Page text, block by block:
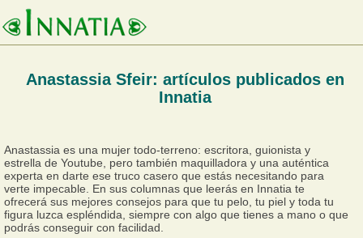
Anastassia Sfeir: artículos publicados en
Innatia
Anastassia es una mujer todo-terreno: escritora, guionista y
estrella de Youtube, pero también maquilladora y una auténtica
experta en darte ese truco casero que estás necesitando para
verte impecable. En sus columnas que leerás en Innatia te
ofrecerá sus mejores consejos para que tu pelo, tu piel y toda tu
figura luzca espléndida, siempre con algo que tienes a mano o que
podrás conseguir con facilidad.